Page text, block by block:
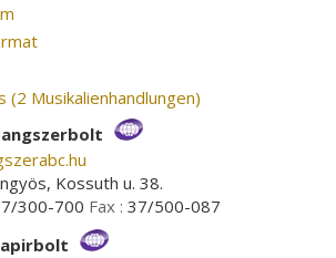
(2 Musikalienhandlungen)
Kossuth u. 38.
300-700 Fax : 37/500-087